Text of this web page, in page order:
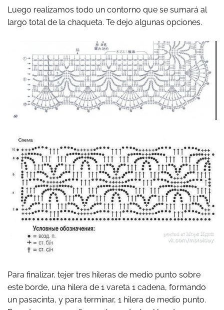
Luego realizamos todo un contorno que se sumará al
largo total de la chaqueta. Te dejo algunas opciones.
Para finalizar, tejer tres hileras de medio punto sobre
este borde, una hilera de 1 vareta 1 cadena, formando
un pasacinta, y para terminar, 1 hilera de medio punto.